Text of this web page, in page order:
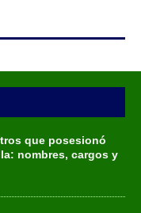
que posesionó
nombres, cargos y